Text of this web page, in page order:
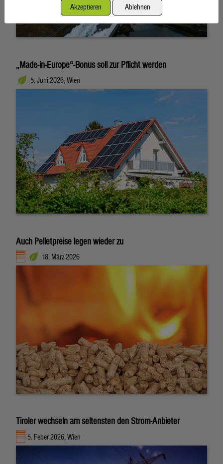
„Made-in-Europe“-Bonus soll zur Pflicht werden
5. Juni 2026, Wien
Auch Pelletpreise legen wieder zu
18. März 2026
Tiroler wechseln am seltensten den Strom-Anbieter
5. Feber 2026, Wien
Akzeptieren Ablehnen